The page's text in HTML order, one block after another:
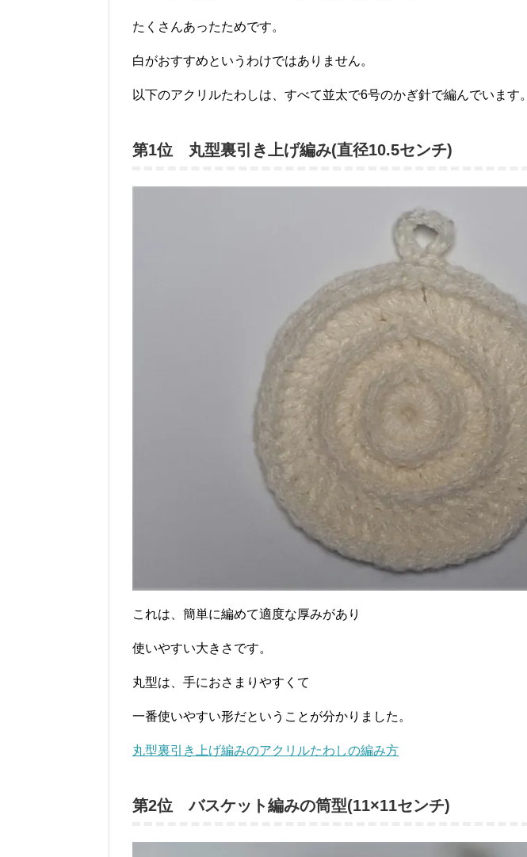
たくさんあったためです。
白がおすすめというわけではありません。
以下のアクリルたわしは、すべて並太で6号のかぎ針で編んでいます。
第1位 丸型裏引き上げ編み(直径10.5センチ)
これは、簡単に編めて適度な厚みがあり
使いやすい大きさです。
丸型は、手におさまりやすくて
一番使いやすい形だということが分かりました。
丸型裏引き上げ編みのアクリルたわしの編み方
第2位 バスケット編みの筒型(11×11センチ)